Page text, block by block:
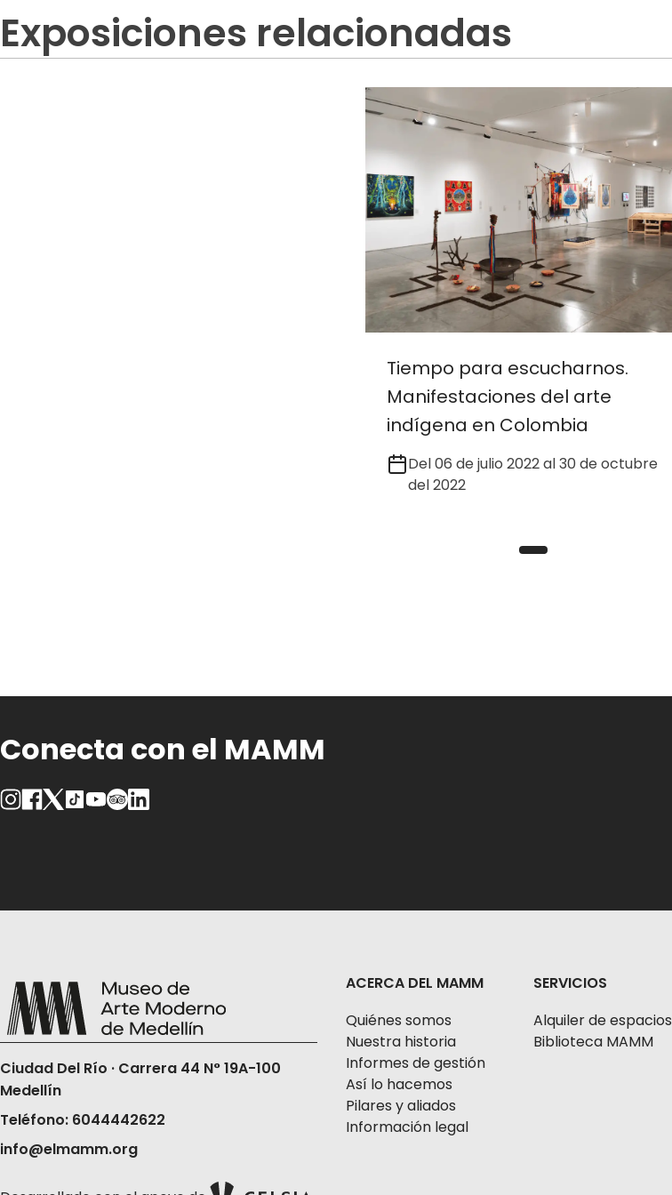
Exposiciones relacionadas
Tiempo para escucharnos.
Manifestaciones del arte
indígena en Colombia
Del 06 de julio 2022 al 30 de octubre
del 2022
Conecta con el MAMM
Ciudad Del Río · Carrera 44 N° 19A-100
Medellín
Teléfono: 6044442622
info@elmamm.org
ACERCA DEL MAMM
Quiénes somos
Nuestra historia
Informes de gestión
Así lo hacemos
Pilares y aliados
Información legal
SERVICIOS
Alquiler de espacios
Biblioteca MAMM